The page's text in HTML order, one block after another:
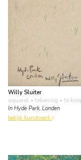
Willy Sluiter
aquarel • tekening • te
In Hyde Park, Londen
bekijk kunstwerk